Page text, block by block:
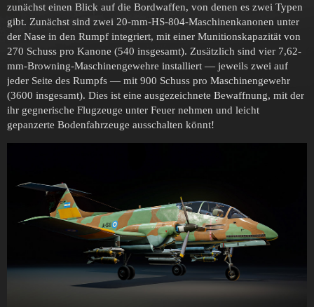
zunächst einen Blick auf die Bordwaffen, von denen es zwei Typen
gibt. Zunächst sind zwei 20-mm-HS-804-Maschinenkanonen unter
der Nase in den Rumpf integriert, mit einer Munitionskapazität von
270 Schuss pro Kanone (540 insgesamt). Zusätzlich sind vier 7,62-
mm-Browning-Maschinengewehre installiert — jeweils zwei auf
jeder Seite des Rumpfs — mit 900 Schuss pro Maschinengewehr
(3600 insgesamt). Dies ist eine ausgezeichnete Bewaffnung, mit der
ihr gegnerische Flugzeuge unter Feuer nehmen und leicht
gepanzerte Bodenfahrzeuge ausschalten könnt!